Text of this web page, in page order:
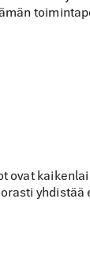
ovat
yhdistää